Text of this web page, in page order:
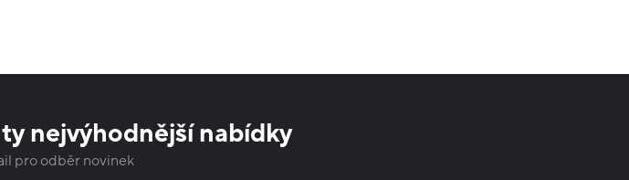
nejvýhodnější nabídky
pro odběr novinek